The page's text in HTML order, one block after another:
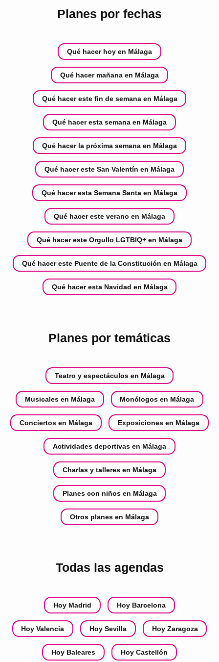
Planes por fechas
Qué hacer hoy en Málaga
Qué hacer mañana en Málaga
Qué hacer este fin de semana en Málaga
Qué hacer esta semana en Málaga
Qué hacer la próxima semana en Málaga
Qué hacer este San Valentín en Málaga
Qué hacer esta Semana Santa en Málaga
Qué hacer este verano en Málaga
Qué hacer este Orgullo LGTBIQ+ en Málaga
Qué hacer este Puente de la Constitución en Málaga
Qué hacer esta Navidad en Málaga
Planes por temáticas
Teatro y espectáculos en Málaga
Musicales en Málaga Monólogos en Málaga
Conciertos en Málaga Exposiciones en Málaga
Actividades deportivas en Málaga
Charlas y talleres en Málaga
Planes con niños en Málaga
Otros planes en Málaga
Todas las agendas
Hoy Madrid Hoy Barcelona
Hoy Valencia Hoy Sevilla Hoy Zaragoza
Hoy Baleares Hoy Castellón